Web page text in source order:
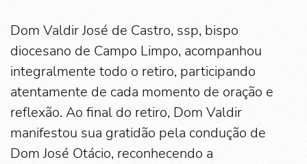
Dom Valdir José de Castro, ssp, bispo
diocesano de Campo Limpo, acompanhou
integralmente todo o retiro, participando
atentamente de cada momento de oração e
reflexão. Ao final do retiro, Dom Valdir
manifestou sua gratidão pela condução de
Dom José Otácio, reconhecendo a